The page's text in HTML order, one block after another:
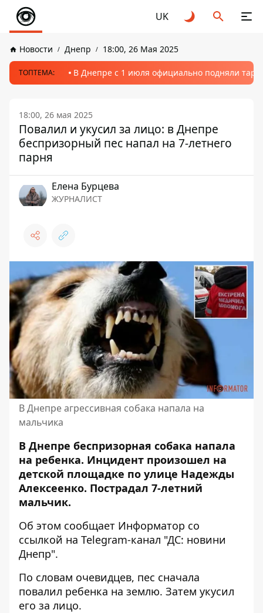
UK
Новости Днепр 18:00, 26 Мая 2025
ТОПТЕМА: В Днепре с 1 июля официально подняли
18:00, 26 мая 2025
Повалил и укусил за лицо: в Днепре
беспризорный пес напал на 7-летнего
парня
Елена Бурцева
ЖУРНАЛИСТ
В Днепре агрессивная собака напала на
мальчика
В Днепре беспризорная собака напала
на ребенка. Инцидент произошел на
детской площадке по улице Надежды
Алексеенко. Пострадал 7-летний
мальчик.
Об этом сообщает Информатор со
ссылкой на Telegram-канал "ДС: новини
Днепр".
По словам очевидцев, пес сначала
повалил ребенка на землю. Затем укусил
его за лицо.